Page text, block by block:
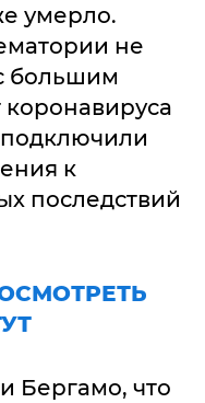
умерло.
не
большим
к
последствий
Бергамо, что